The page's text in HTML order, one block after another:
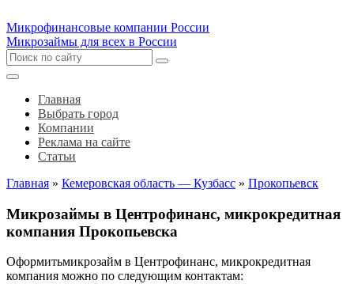
Микрофинансовые компании России
Микрозаймы для всех в России
Главная
Выбрать город
Компании
Реклама на сайте
Статьи
Главная » Кемеровская область — Кузбасс » Прокопьевск
Микрозаймы в Центрофинанс, микрокредитная
компания Прокопьевска
Оформитьмикрозайм в Центрофинанс, микрокредитная
компания можно по следующим контактам: